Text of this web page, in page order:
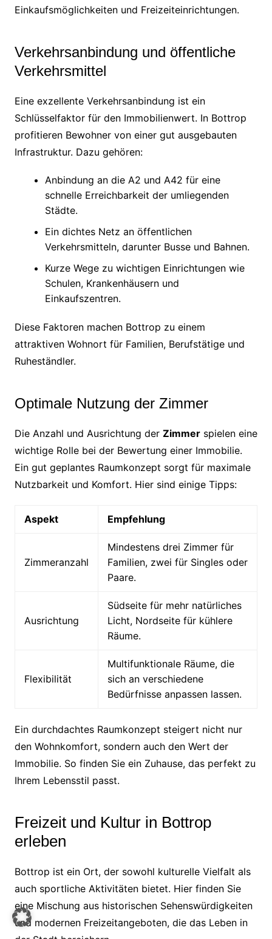
Einkaufsmöglichkeiten und Freizeiteinrichtungen.
Verkehrsanbindung und öffentliche
Verkehrsmittel
Eine exzellente Verkehrsanbindung ist ein
Schlüsselfaktor für den Immobilienwert. In Bottrop
profitieren Bewohner von einer gut ausgebauten
Infrastruktur. Dazu gehören:
Anbindung an die A2 und A42 für eine
schnelle Erreichbarkeit der umliegenden
Städte.
Ein dichtes Netz an öffentlichen
Verkehrsmitteln, darunter Busse und Bahnen.
Kurze Wege zu wichtigen Einrichtungen wie
Schulen, Krankenhäusern und
Einkaufszentren.
Diese Faktoren machen Bottrop zu einem
attraktiven Wohnort für Familien, Berufstätige und
Ruheständler.
Optimale Nutzung der Zimmer
Die Anzahl und Ausrichtung der Zimmerspielen eine
wichtige Rolle bei der Bewertung einer Immobilie.
Ein gut geplantes Raumkonzept sorgt für maximale
Nutzbarkeit und Komfort. Hier sind einige Tipps:
Aspekt Empfehlung
Zimmeranzahl
Mindestens drei Zimmer für
Familien, zwei für Singles oder
Paare.
Ausrichtung
Südseite für mehr natürliches
Licht, Nordseite für kühlere
Räume.
Flexibilität
Multifunktionale Räume, die
sich an verschiedene
Bedürfnisse anpassen lassen.
Ein durchdachtes Raumkonzept steigert nicht nur
den Wohnkomfort, sondern auch den Wert der
Immobilie. So finden Sie ein Zuhause, das perfekt zu
Ihrem Lebensstil passt.
Freizeit und Kultur in Bottrop
erleben
Bottrop ist ein Ort, der sowohl kulturelle Vielfalt als
auch sportliche Aktivitäten bietet. Hier finden Sie
eine Mischung aus historischen Sehenswürdigkeiten
und modernen Freizeitangeboten, die das Leben in